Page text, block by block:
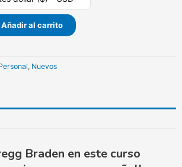
Añadir al carrito
, Nuevos
Braden en este curso